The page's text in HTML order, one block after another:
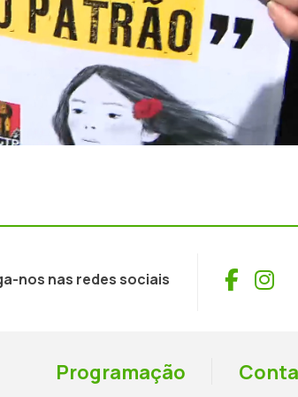
nos nas redes sociais
Programação